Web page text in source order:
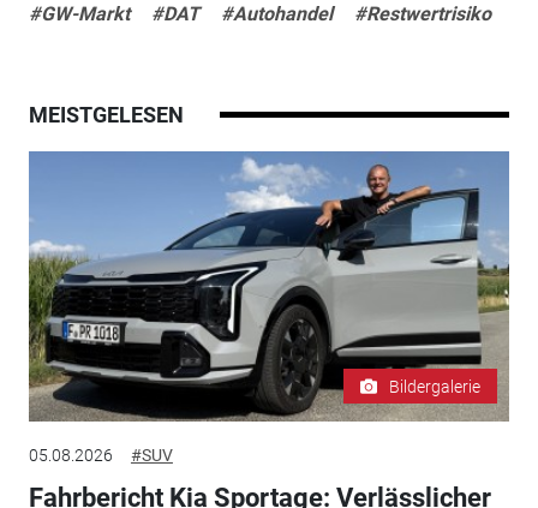
#GW-Markt
#DAT #Autohandel #Restwertrisiko
MEISTGELESEN
Bildergalerie
05.08.2026 #SUV
Fahrbericht Kia Sportage: Verlässlicher